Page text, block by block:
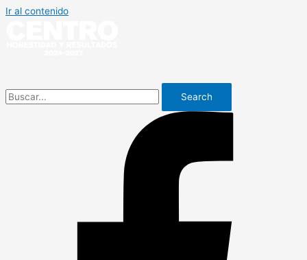
Ir al contenido
Search